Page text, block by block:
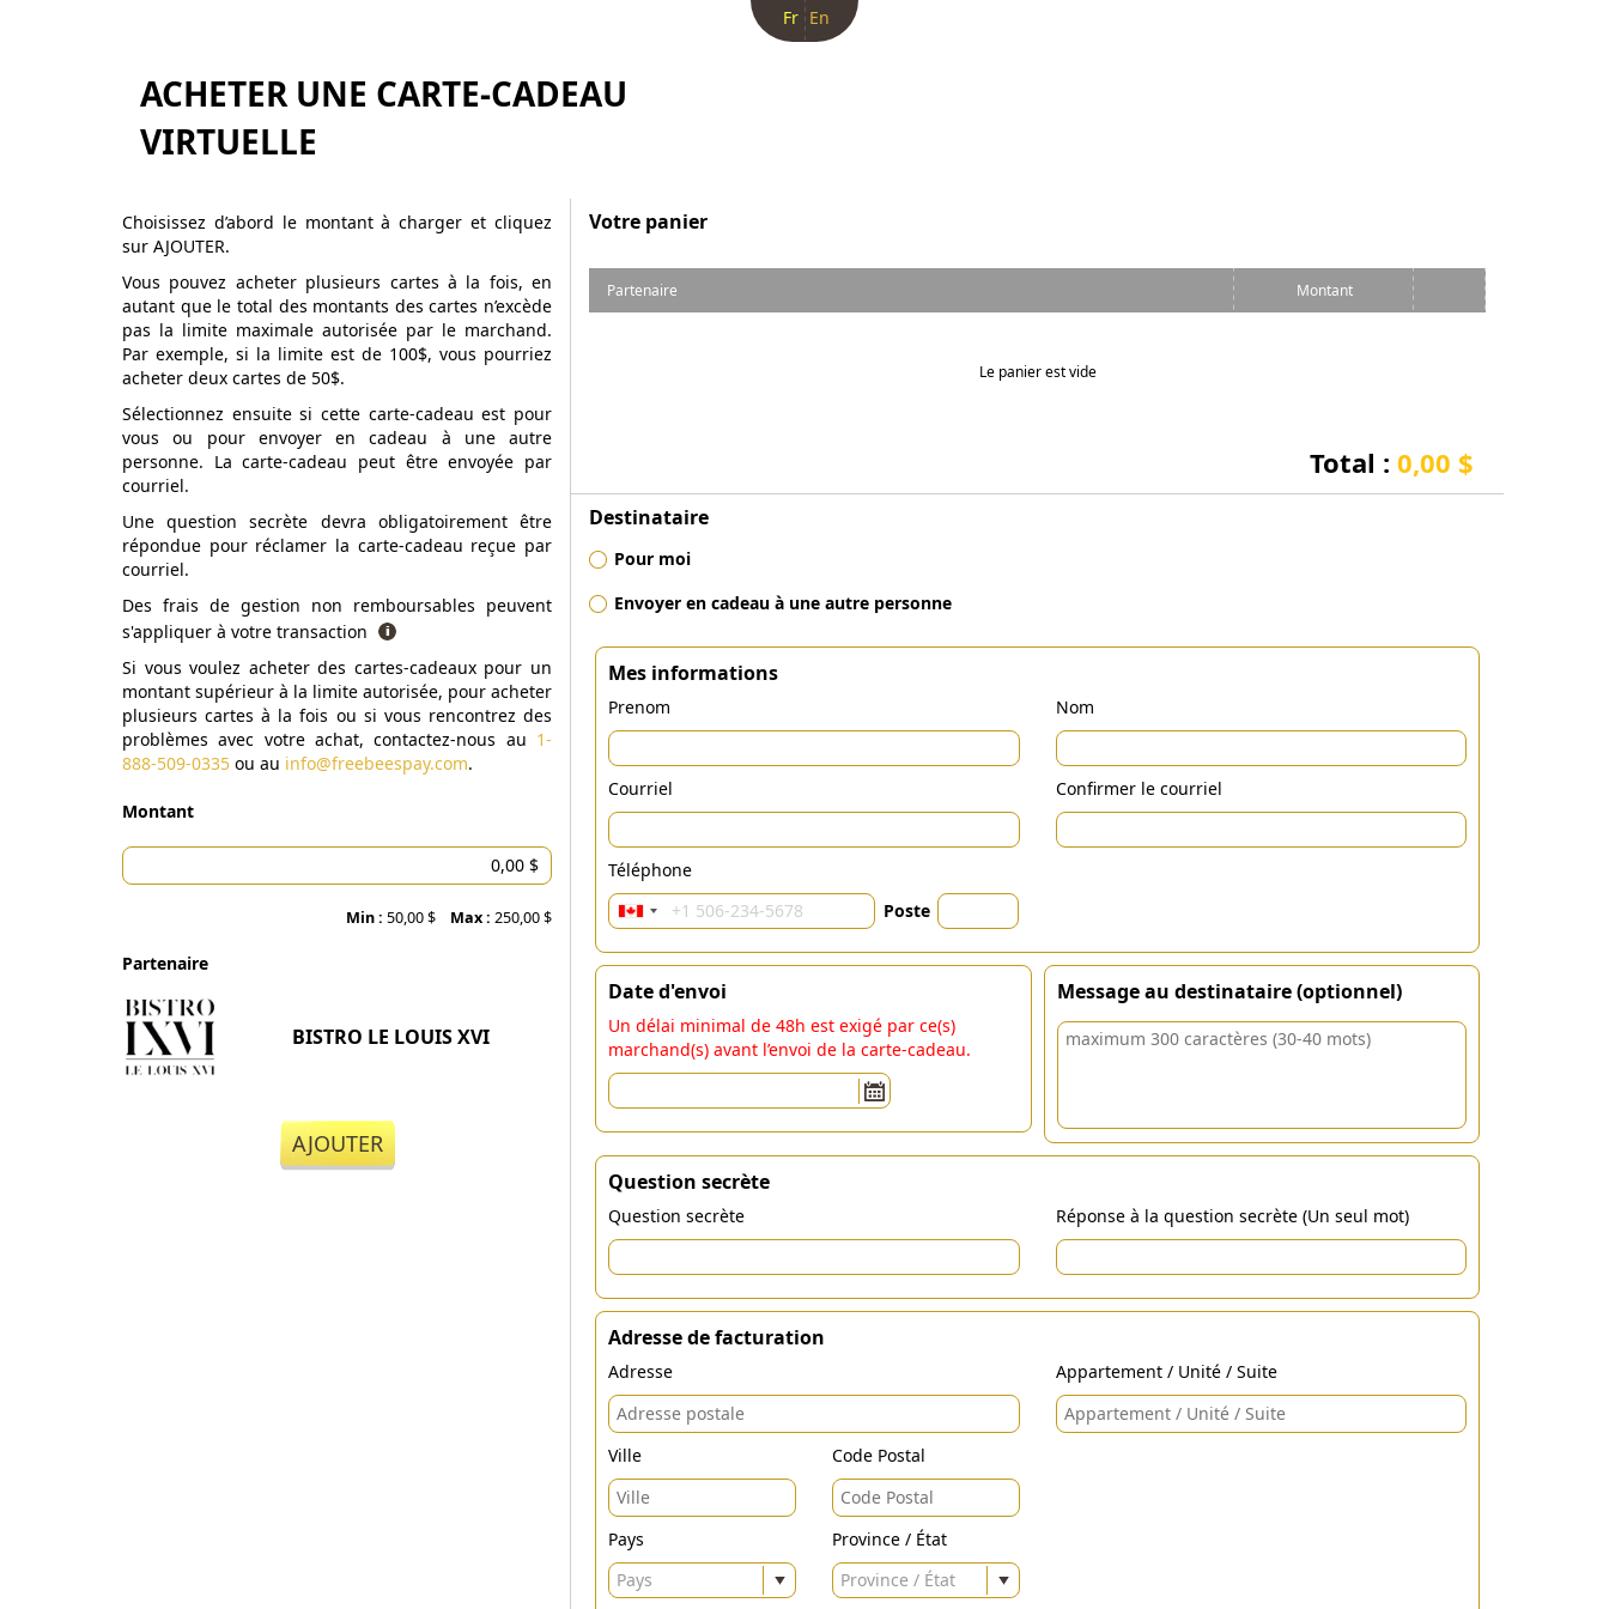
Fr En
ACHETER UNE CARTE-CADEAU
VIRTUELLE
Choisissez d’abord le montant à charger et cliquez
sur AJOUTER.
Vous pouvez acheter plusieurs cartes à la fois, en
autant que le total des montants des cartes n’excède
pas la limite maximale autorisée par le marchand.
Par exemple, si la limite est de 100$, vous pourriez
acheter deux cartes de 50$.
Sélectionnez ensuite si cette carte-cadeau est pour
vous ou pour envoyer en cadeau à une autre
personne. La carte-cadeau peut être envoyée par
courriel.
Une question secrète devra obligatoirement être
répondue pour réclamer la carte-cadeau reçue par
courriel.
Des frais de gestion non remboursables peuvent
s'appliquer à votre transaction
Si vous voulez acheter des cartes-cadeaux pour un
montant supérieur à la limite autorisée, pour acheter
plusieurs cartes à la fois ou si vous rencontrez des
problèmes avec votre achat, contactez-nous au 1-
888-509-0335 ou au info@freebeespay.com.
Montant
Min : 50,00 $ Max : 250,00 $
Partenaire
BISTRO LE LOUIS XVI
AJOUTER
Votre panier
Partenaire Montant
Le panier est vide
Total : 0,00 $
Destinataire
Pour moi
Envoyer en cadeau à une autre personne
Mes informations
Prenom Nom
Courriel Confirmer le courriel
Téléphone
Poste
Date d'envoi
Un délai minimal de 48h est exigé par ce(s)
marchand(s) avant l’envoi de la carte-cadeau.
Message au destinataire (optionnel)
Question secrète
Question secrète Réponse à la question secrète (Un seul mot)
Adresse de facturation
Adresse Appartement / Unité / Suite
Ville Code Postal
Pays
Pays
Province / État
Province / État